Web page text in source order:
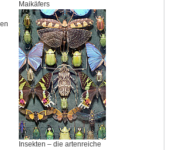
Maikäfers
Insekten – die artenreiche